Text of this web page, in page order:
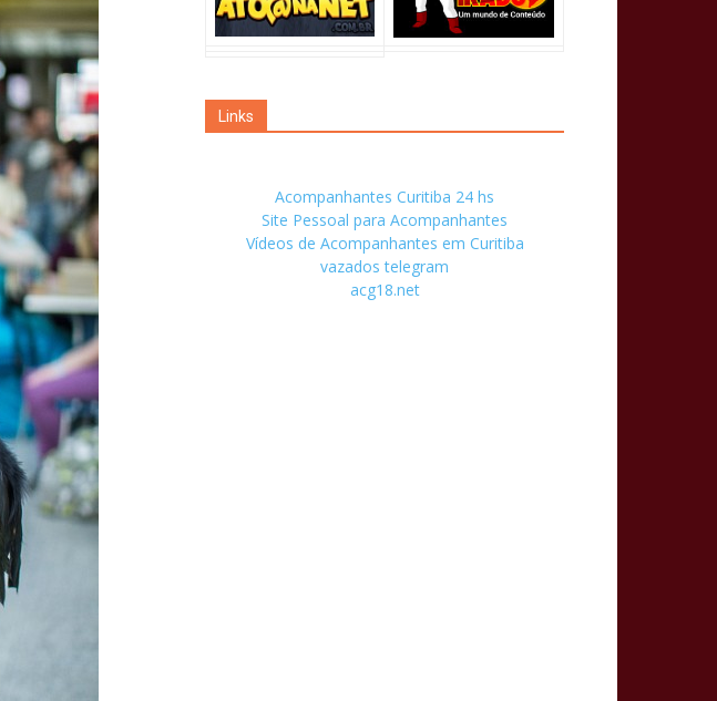
Links
Acompanhantes Curitiba 24 hs
Site Pessoal para Acompanhantes
Vídeos de Acompanhantes em Curitiba
vazados telegram
acg18.net